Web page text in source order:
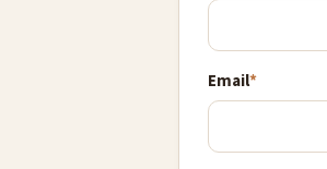
Email*